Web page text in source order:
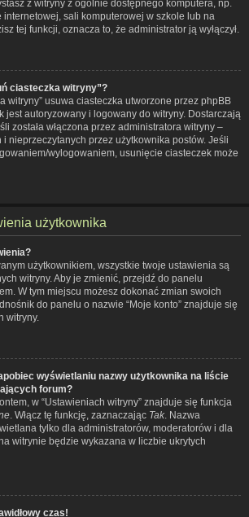
z witryny z ogólnie dostępnego komputera, np.
sali komputerowej w szkole lub na
tej funkcji, oznacza to, że administrator ją wyłączył.
ciasteczka witryny”?
witryny” usuwa ciasteczka utworzone przez phpBB
jest autoryzowany i logowany do witryny. Dostarczają
została włączona przez administratora witryny –
nieprzeczytanych przez użytkownika postów. Jeśli
wylogowaniem, usunięcie ciasteczek może
użytkownika
użytkownikiem, wszystkie twoje ustawienia są
witryny. Aby je zmienić, przejdź do panelu
W tym miejscu możesz dokonać zmian swoich
do panelu o nazwie “Moje konto” znajduje się
witryny.
wyświetlaniu nazwy użytkownika na liście
forum?
w “Ustawieniach witryny” znajduje się funkcja
. Włącz tę funkcję, zaznaczając Tak . Nazwa
tylko dla administratorów, moderatorów i dla
witrynie będzie wykazana w liczbie ukrytych
czas!